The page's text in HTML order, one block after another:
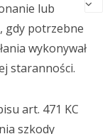
lub
gdy potrzebne
wykonywał
staranności.
art. 471 KC
szkody